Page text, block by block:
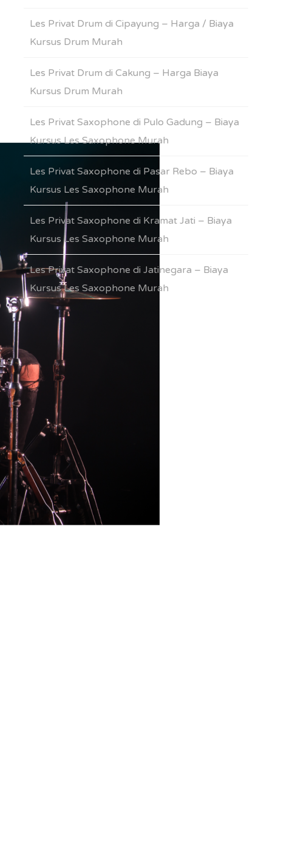
Les Privat Drum di Cipayung – Harga / Biaya
Kursus Drum Murah
Les Privat Drum di Cakung – Harga Biaya
Kursus Drum Murah
Les Privat Saxophone di Pulo Gadung – Biaya
Kursus Les Saxophone Murah
Les Privat Saxophone di Pasar Rebo – Biaya
Kursus Les Saxophone Murah
Les Privat Saxophone di Kramat Jati – Biaya
Kursus Les Saxophone Murah
Les Privat Saxophone di Jatinegara – Biaya
Kursus Les Saxophone Murah